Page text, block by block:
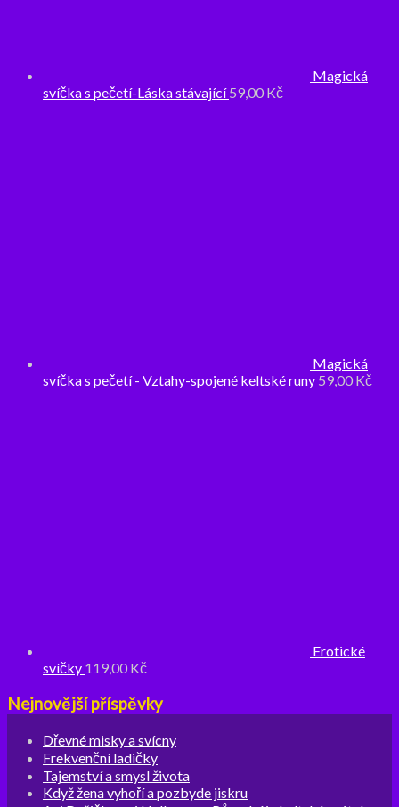
Magická
svíčka s pečetí-Láska stávající 59,00Kč
Magická
svíčka s pečetí - Vztahy-spojené keltské runy 59,00Kč
Erotické
svíčky 119,00Kč
Nejnovější příspěvky
Dřevné misky a svícny
Frekvenční ladičky
Tajemství a smysl života
Když žena vyhoří a pozbyde jiskru